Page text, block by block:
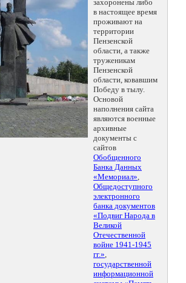
захоронены либо
в настоящее время
проживают на
территории
Пензенской
области, а также
труженикам
Пензенской
области, ковавшим
Победу в тылу.
Основой
наполнения сайта
являются военные
архивные
документы с
сайтов
Обобщенного
Банка Данных
«Мемориал»,
Общедоступного
электронного
банка документов
«Подвиг Народа в
Великой
Отечественной
войне 1941-1945
гг.»,
государственной
информационной